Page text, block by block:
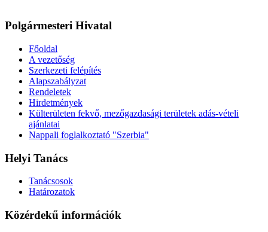
Polgármesteri Hivatal
Főoldal
A vezetőség
Szerkezeti felépítés
Alapszabályzat
Rendeletek
Hirdetmények
Külterületen fekvő, mezőgazdasági területek adás-vételi
ajánlatai
Nappali foglalkoztató "Szerbia"
Helyi Tanács
Tanácsosok
Határozatok
Közérdekű információk